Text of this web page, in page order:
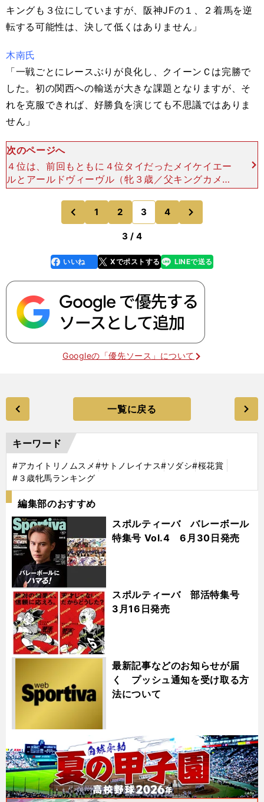
キングも３位にしていますが、阪神JFの１、２着馬を逆
転する可能性は、決して低くはありません」
木南氏
「一戦ごとにレースぶりが良化し、クイーンＣは完勝で
した。初の関西への輸送が大きな課題となりますが、そ
れを克服できれば、好勝負を演じても不思議ではありま
せん」
次のページへ
４位は、前回もともに４位タイだったメイケイエー
ルとアールドヴィーヴル（牝３歳／父キングカメハ
メハ）の２頭。メイケイエールはチューリップ賞で
１着となり、アールドヴィーヴルはクイーンＣで２
着と好走して、と
前
のページへ
1 2 3 4
のページへ
3 / 4
faceboo
k
いいね Xでポストする
line LINEで送る
Googleの「優先ソース」について
一覧に戻る
キーワード
#アカイトリノムスメ#サトノレイナス#ソダシ#桜花賞
#３歳牝馬ランキング
編集部のおすすめ
スポルティーバ バレーボール
特集号 Vol.4 6月30日発売
スポルティーバ 部活特集号
3月16日発売
最新記事などのお知らせが届
く プッシュ通知を受け取る方
法について